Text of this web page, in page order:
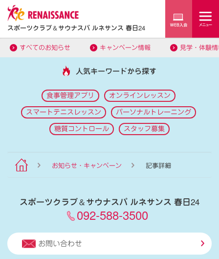
スポーツクラブ＆サウナスパ ルネサンス 春日24
すべてのお知らせ キャンペーン情報 見学・体験
人気キーワードから探す
食事管理アプリ オンラインレッスン
スマートテニスレッスン パーソナルトレーニング
糖質コントロール スタッフ募集
お知らせ・キャンペーン 記事詳細
スポーツクラブ＆サウナスパ ルネサンス 春日24
092-588-3500
お問い合わせ